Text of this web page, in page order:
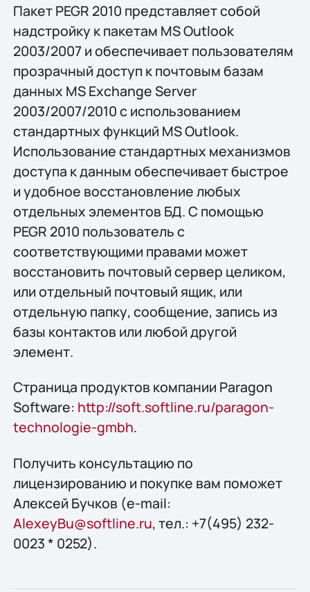
Пакет PEGR 2010 представляет собой
надстройку к пакетам MS Outlook
2003/2007 и обеспечивает пользователям
прозрачный доступ к почтовым базам
данных MS Exchange Server
2003/2007/2010 с использованием
стандартных функций MS Outlook.
Использование стандартных механизмов
доступа к данным обеспечивает быстрое
и удобное восстановление любых
отдельных элементов БД. С помощью
PEGR 2010 пользователь с
соответствующими правами может
восстановить почтовый сервер целиком,
или отдельный почтовый ящик, или
отдельную папку, сообщение, запись из
базы контактов или любой другой
элемент.
Страница продуктов компании Paragon
Software: http://soft.softline.ru/paragon-
technologie-gmbh.
Получить конcультацию по
лицензированию и покупке вам поможет
Алексей Бучков (e-mail:
AlexeyBu@softline.ru, тел.: +7(495) 232-
0023 * 0252).